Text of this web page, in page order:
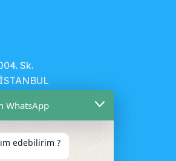
Sk.
WhatsApp
edebilirim ?